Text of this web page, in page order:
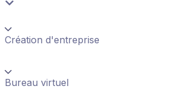
Création d'entreprise
Bureau virtuel